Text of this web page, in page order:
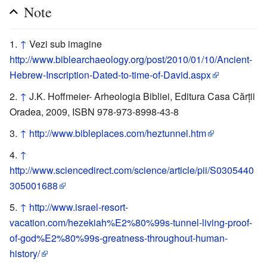
Note
↑ Vezi sub imagine
http://www.biblearchaeology.org/post/2010/01/10/Ancient-
Hebrew-Inscription-Dated-to-time-of-David.aspx
↑ J.K. Hoffmeier- Arheologia Bibliei, Editura Casa Cărţii
Oradea, 2009, ISBN 978-973-8998-43-8
↑ http://www.bibleplaces.com/heztunnel.htm
↑
http://www.sciencedirect.com/science/article/pii/S0305440
305001688
↑ http://www.israel-resort-
vacation.com/hezekiah%E2%80%99s-tunnel-living-proof-
of-god%E2%80%99s-greatness-throughout-human-
history/